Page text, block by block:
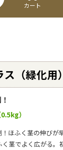
カート
（緑化用）
）
ほふく茎の伸びが
茎でよく広がる。